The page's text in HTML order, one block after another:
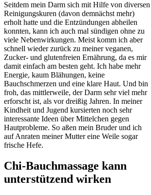
Seitdem mein Darm sich mit Hilfe von diversen
Reinigungskuren (davon demnächst mehr)
erholt hatte und die Entzündungen abheilen
konnten, kann ich auch mal sündigen ohne zu
viele Nebenwirkungen. Meist komm ich aber
schnell wieder zurück zu meiner veganen,
Zucker- und glutenfreien Ernährung, da es mir
damit einfach am besten geht. Ich habe mehr
Energie, kaum Blähungen, keine
Bauchschmerzen und eine klare Haut. Und bin
froh, das mittlerweile, der Darm sehr viel mehr
erforscht ist, als vor dreißig Jahren. In meiner
Kindheit und Jugend kursierten noch sehr
interessante Ideen über Mittelchen gegen
Hautprobleme. So aßen mein Bruder und ich
auf Anraten meiner Mutter eine Weile sogar
frische Hefe.
Chi-Bauchmassage kann
unterstützend wirken